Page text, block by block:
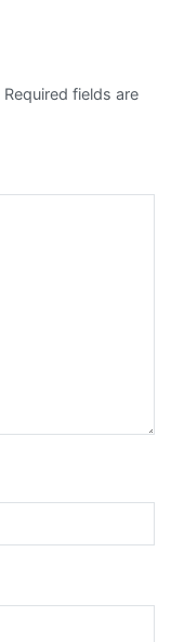
Required fields are